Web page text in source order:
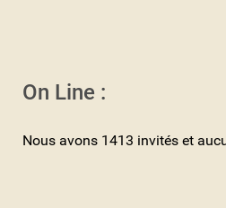
On Line :
Nous avons 1413 invités et